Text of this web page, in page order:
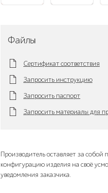
Файлы
Сертификат соответствия
Запросить инструкцию
Запросить паспорт
Запросить материалы для
Производитель оставляет за собой
конфигурацию изделия на своё
уведомления заказчика.